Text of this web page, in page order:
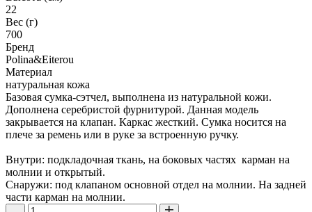
22
Вес (г)
700
Бренд
Polina&Eiterou
Материал
натуральная кожа
Базовая сумка-сэтчел, выполнена из натуральной кожи.
Дополнена серебристой фурнитурой. Данная модель
закрывается на клапан. Каркас жесткий. Сумка носится на
плече за ремень или в руке за встроенную ручку.
Внутри: подкладочная ткань, на боковых частях карман на
молнии и открытый.
Снаружи: под клапаном основной отдел на молнии. На задней
части карман на молнии.